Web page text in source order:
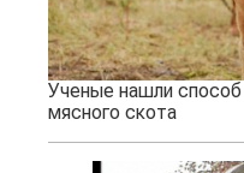
Ученые нашли
мясного скота